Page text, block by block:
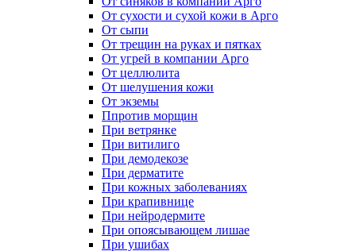
От сухости и сухой кожи в Арго
От сыпи
От трещин на руках и пятках
От угрей в компании Арго
От целлюлита
От шелушения кожи
От экземы
Ппротив морщин
При ветрянке
При витилиго
При демодекозе
При дерматите
При кожных заболеваниях
При крапивнице
При нейродермите
При опоясывающем лишае
При ушибах